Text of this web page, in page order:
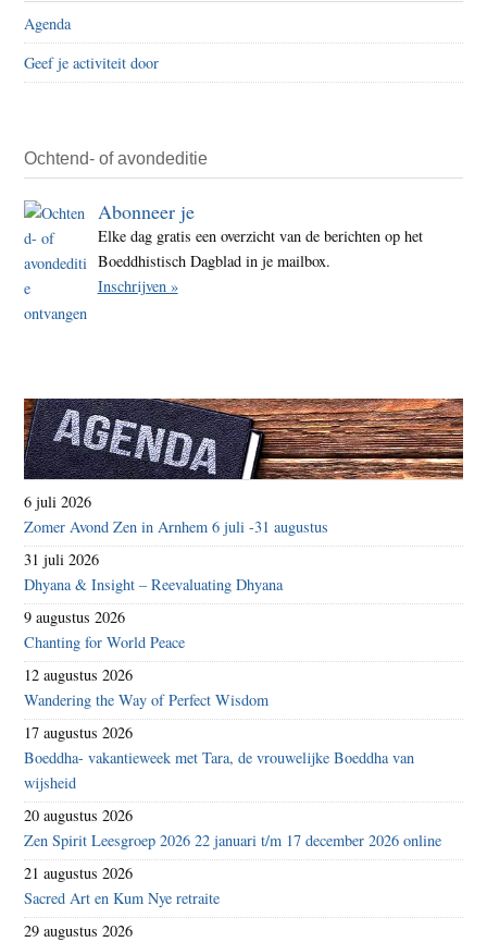
Agenda
Geef je activiteit door
Ochtend- of avondeditie
Abonneer je
Elke dag gratis een overzicht van de berichten op het
Boeddhistisch Dagblad in je mailbox.
Inschrijven »
6 juli 2026
Zomer Avond Zen in Arnhem 6 juli -31 augustus
31 juli 2026
Dhyana & Insight – Reevaluating Dhyana
9 augustus 2026
Chanting for World Peace
12 augustus 2026
Wandering the Way of Perfect Wisdom
17 augustus 2026
Boeddha- vakantieweek met Tara, de vrouwelijke Boeddha van
wijsheid
20 augustus 2026
Zen Spirit Leesgroep 2026 22 januari t/m 17 december 2026 online
21 augustus 2026
Sacred Art en Kum Nye retraite
29 augustus 2026